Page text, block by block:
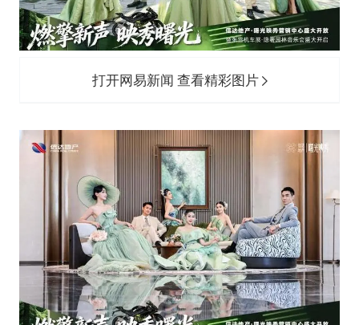
打开网易新闻 查看精彩图片